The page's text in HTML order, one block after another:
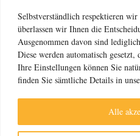
Selbstverständlich respektieren
überlassen wir Ihnen die
Ausgenommen davon sind
Diese werden automatisch
Ihre Einstellungen können Sie
finden Sie sämtliche Details in
Alle
Kontakt
Datenschutz